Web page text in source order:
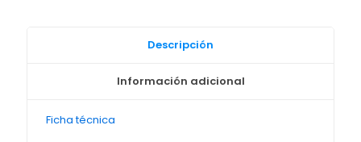
Descripción
Información adicional
Ficha técnica